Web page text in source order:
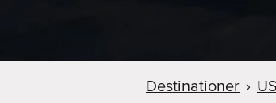
Destinationer ›